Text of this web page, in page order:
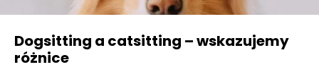
Dogsitting a catsitting – wskazujemy
różnice